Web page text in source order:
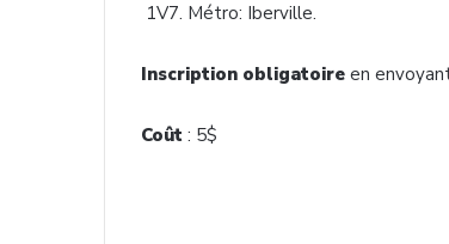
1V7. Métro: Iberville.
Inscription obligatoire en
Coût : 5$